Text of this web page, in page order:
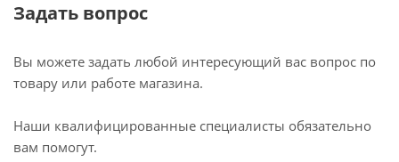
Задать вопрос
Вы можете задать любой интересующий вас вопрос по
товару или работе магазина.
Наши квалифицированные специалисты обязательно
вам помогут.